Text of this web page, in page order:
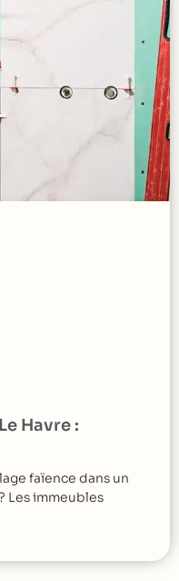
Havre :
faïence dans un
Les immeubles